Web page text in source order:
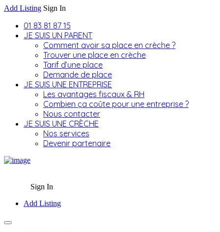
Add Listing Sign In
01 83 81 87 15
JE SUIS UN PARENT
Comment avoir sa place en crèche ?
Trouver une place en crèche
Tarif d’une place
Demande de place
JE SUIS UNE ENTREPRISE
Les avantages fiscaux & RH
Combien ça coûte pour une entreprise ?
Nous contacter
JE SUIS UNE CRÈCHE
Nos services
Devenir partenaire
Sign In
Add Listing